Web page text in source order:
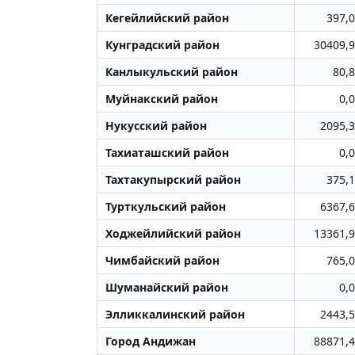
Кегейлийский район
397,0
Кунградский район
30409,9
Канлыкульский район
80,8
Муйнакский район
0,0
Нукусский район
2095,3
Тахиаташский район
0,0
Тахтакупырский район
375,1
Турткульский район
6367,6
Ходжейлийский район
13361,9
Чимбайский район
765,0
Шуманайский район
0,0
Элликкалинский район
2443,5
Город Андижан
88871,4